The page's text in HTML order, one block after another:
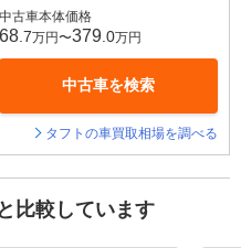
中古車本体価格
68 .7万円〜379 .0万円
中古車を検索
タフトの車買取相場を調べる
比較しています